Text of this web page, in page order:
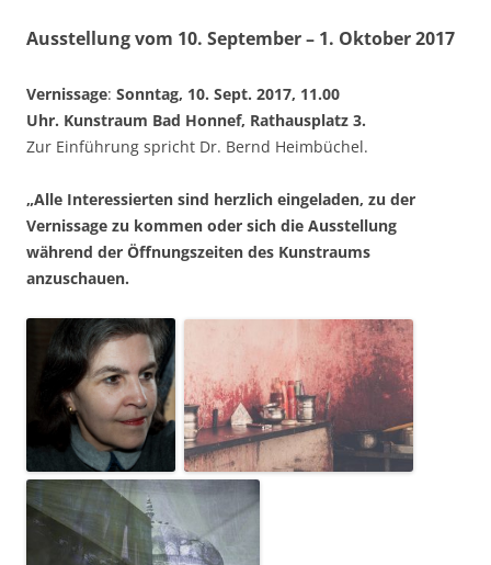
Ausstellung vom 10. September – 1. Oktober 2017
Vernissage: Sonntag, 10. Sept. 2017, 11.00
Uhr. Kunstraum Bad Honnef, Rathausplatz 3.
Zur Einführung spricht Dr. Bernd Heimbüchel.
„Alle Interessierten sind herzlich eingeladen, zu der
Vernissage zu kommen oder sich die Ausstellung
während der Öffnungszeiten des Kunstraums
anzuschauen.